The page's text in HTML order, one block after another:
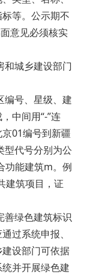
等。公示期不
意见必须核实
和城乡建设部门
编号、星级、建
中间用“-”连
01编号到新疆
型代号分别为公
功能建筑m。例
建筑项目，证
善绿色建筑标识
过系统申报、
设部门可依据
并开展绿色建